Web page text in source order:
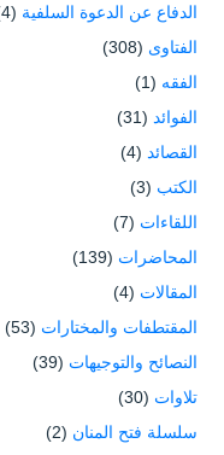
الدفاع عن الدعوة السلفية (4)
الفتاوى (308)
الفقه (1)
الفوائد (31)
القصائد (4)
الكتب (3)
اللقاءات (7)
المحاضرات (139)
المقالات (4)
المقتطفات والمختارات (53)
النصائح والتوجيهات (39)
تلاوات (30)
سلسلة فتح المنان (2)